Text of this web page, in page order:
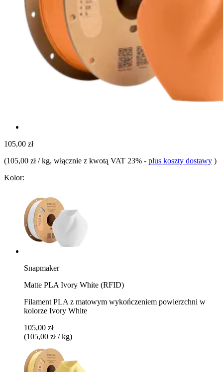
105,00 zł
(105,00 zł / kg, włącznie z kwotą VAT 23% - plus koszty dostawy )
Kolor:
Snapmaker
Matte PLA Ivory White (RFID)
Filament PLA z matowym wykończeniem powierzchni w
kolorze Ivory White
105,00 zł
(105,00 zł / kg)